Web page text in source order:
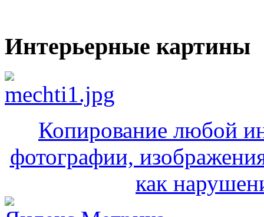
Интерьерные картины
Копирование любой
фотографии,
как